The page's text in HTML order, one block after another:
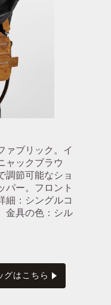
ァブリック。イ
ャックブラウ
調節可能なショ
パー。フロント
細：シングルコ
金具の色：シル
グはこちら